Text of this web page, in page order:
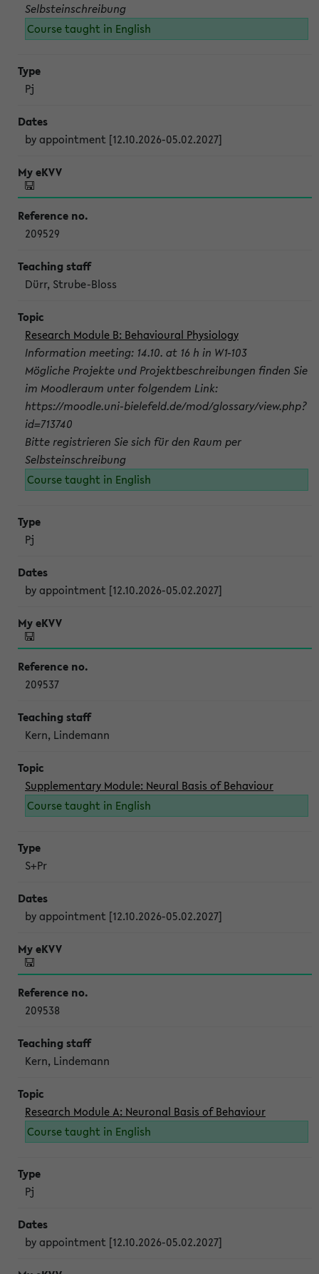
Selbsteinschreibung
Course taught in English
Pj
by appointment [12.10.2026-05.02.2027]
209529
Dürr, Strube-Bloss
Research Module B: Behavioural Physiology
Information meeting: 14.10. at 16 h in W1-103
Mögliche Projekte und Projektbeschreibungen finden Sie
im Moodleraum unter folgendem Link:
https://moodle.uni-bielefeld.de/mod/glossary/view.php?
id=713740
Bitte registrieren Sie sich für den Raum per
Selbsteinschreibung
Course taught in English
Pj
by appointment [12.10.2026-05.02.2027]
209537
Kern, Lindemann
Supplementary Module: Neural Basis of Behaviour
Course taught in English
S+Pr
by appointment [12.10.2026-05.02.2027]
209538
Kern, Lindemann
Research Module A: Neuronal Basis of Behaviour
Course taught in English
Pj
by appointment [12.10.2026-05.02.2027]